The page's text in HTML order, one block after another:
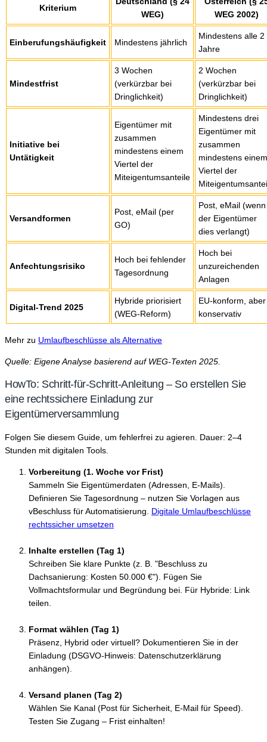
Kriterium
WEG)
WEG 2002)
Einberufungshäufigkeit Mindestens jährlich
Mindestens alle 2
Jahre
Mindestfrist
3 Wochen
(verkürzbar bei
Dringlichkeit)
2 Wochen
(verkürzbar bei
Dringlichkeit)
Initiative bei
Untätigkeit
Eigentümer mit
zusammen
mindestens einem
Viertel der
Miteigentumsanteile
Mindestens drei
Eigentümer mit
zusammen
mindestens einem
Viertel der
Versandformen
Post, eMail (per
GO)
Post, eMail (wenn
der Eigentümer
dies verlangt)
Anfechtungsrisiko
Hoch bei fehlender
Tagesordnung
Hoch bei
unzureichenden
Anlagen
Digital-Trend 2025
Hybride priorisiert
(WEG-Reform)
EU-konform, aber
konservativ
Mehr zu Umlaufbeschlüsse als Alternative
Quelle: Eigene Analyse basierend auf WEG-Texten 2025.
HowTo: Schritt-für-Schritt-Anleitung – So erstellen Sie
eine rechtssichere Einladung zur
Eigentümerversammlung
Folgen Sie diesem Guide, um fehlerfrei zu agieren. Dauer: 2–4
Stunden mit digitalen Tools.
Vorbereitung (1. Woche vor Frist)
Sammeln Sie Eigentümerdaten (Adressen, E-Mails).
Definieren Sie Tagesordnung – nutzen Sie Vorlagen aus
vBeschluss für Automatisierung. Digitale Umlaufbeschlüsse
rechtssicher umsetzen
Inhalte erstellen (Tag 1)
Schreiben Sie klare Punkte (z. B. "Beschluss zu
Dachsanierung: Kosten 50.000 €"). Fügen Sie
Vollmachtsformular und Begründung bei. Für Hybride: Link
teilen.
Format wählen (Tag 1)
Präsenz, Hybrid oder virtuell? Dokumentieren Sie in der
Einladung (DSGVO-Hinweis: Datenschutzerklärung
anhängen).
Versand planen (Tag 2)
Wählen Sie Kanal (Post für Sicherheit, E-Mail für Speed).
Testen Sie Zugang – Frist einhalten!